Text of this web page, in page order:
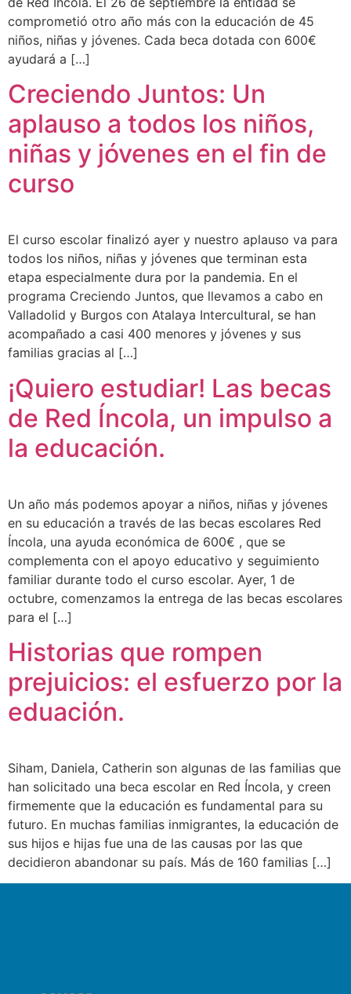
comprometió otro año más con la educación de 45
niños, niñas y jóvenes. Cada beca dotada con 600€
ayudará a […]
Creciendo Juntos: Un
aplauso a todos los niños,
niñas y jóvenes en el fin de
curso
El curso escolar finalizó ayer y nuestro aplauso va para
todos los niños, niñas y jóvenes que terminan esta
etapa especialmente dura por la pandemia. En el
programa Creciendo Juntos, que llevamos a cabo en
Valladolid y Burgos con Atalaya Intercultural, se han
acompañado a casi 400 menores y jóvenes y sus
familias gracias al […]
¡Quiero estudiar! Las becas
de Red Íncola, un impulso a
la educación.
Un año más podemos apoyar a niños, niñas y jóvenes
en su educación a través de las becas escolares Red
Íncola, una ayuda económica de 600€ , que se
complementa con el apoyo educativo y seguimiento
familiar durante todo el curso escolar. Ayer, 1 de
octubre, comenzamos la entrega de las becas escolares
para el […]
Historias que rompen
prejuicios: el esfuerzo por la
eduación.
Siham, Daniela, Catherin son algunas de las familias que
han solicitado una beca escolar en Red Íncola, y creen
firmemente que la educación es fundamental para su
futuro. En muchas familias inmigrantes, la educación de
sus hijos e hijas fue una de las causas por las que
decidieron abandonar su país. Más de 160 familias […]